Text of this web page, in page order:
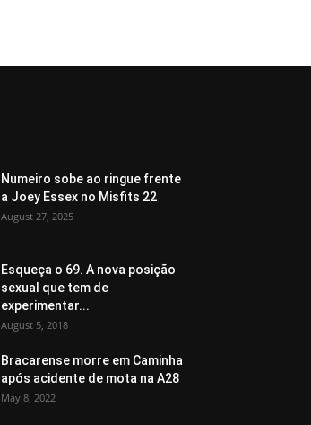
Numeiro sobe ao ringue frente
a Joey Essex no Misfits 22
August 27, 2025
Esqueça o 69. A nova posição
sexual que tem de
experimentar...
August 5, 2018
Bracarense morre em Caminha
após acidente de mota na A28
May 8, 2022